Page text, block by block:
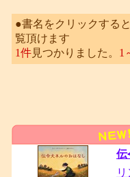
●書名をクリックする
覧頂けます
1件見つかりました。 1
伝